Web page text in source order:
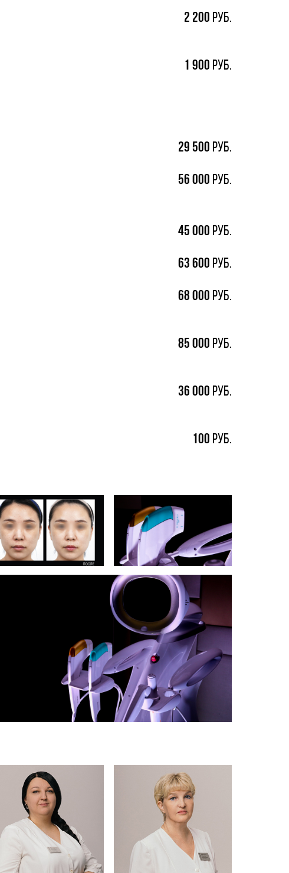
2 200 руб.
1 900 руб.
29500 руб.
56000 руб.
45000 руб.
63600 руб.
68000 руб.
85000 руб.
36000 руб.
100 руб.